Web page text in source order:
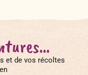
et de vos récoltes